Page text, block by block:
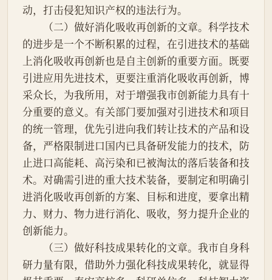
动，打击侵犯知识产权的违法行为。
（二）做好消化吸收再创新的文章。科学技术
的进步是一个不断积累的过程，在引进技术的基础
上消化吸收再创新也是自主创新的重要方面。既要
引进应用先进技术，更要注重消化吸收再创新，博
采众长，为我所用，对于增强我市创新能力具有十
分重要的意义。有关部门要加强对引进技术和项目
的统一管理，优先引进向我们转让技术的产品和设
备，严格限制进口国内已具备研发能力的技术，防
止进口高能耗、高污染和已被淘汰的落后装备和技
术。对确需引进的重大技术装备，要制定和明确引
进消化吸收再创新的方案、目标和进度，要拿出精
力、财力、物力进行消化、吸收，努力提升企业的
创新能力。
（三）做好科技成果转化的文章。我市自身科
研力量有限，借助外力强化科技成果转化，就显得